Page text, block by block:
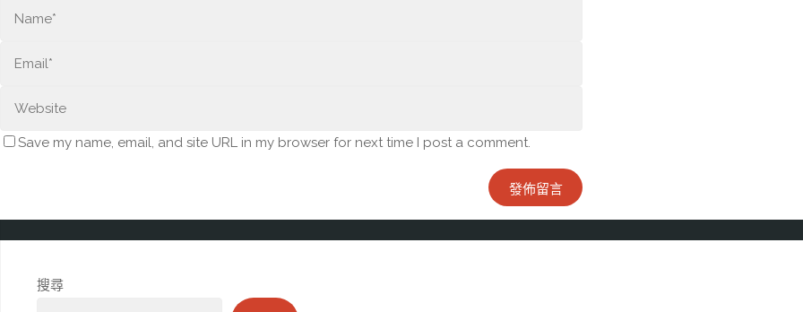
Save my name, email, and site URL in my browser for next time I post a comment.
搜尋